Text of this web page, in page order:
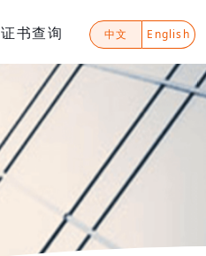
证书查询 中文 English